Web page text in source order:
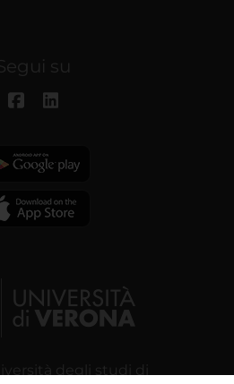
su
degli studi di